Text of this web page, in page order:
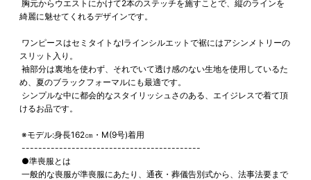
胸元からウエストにかけて2本のステッチを施すことで、縦のラインを
綺麗に魅せてくれるデザインです。
ワンピースはセミタイトなIラインシルエットで裾にはアシンメトリーの
スリット入り。
袖部分は裏地を使わず、それでいて透け感のない生地を使用しているた
め、夏のブラックフォーマルにも最適です。
シンプルな中に都会的なスタイリッシュさのある、エイジレスで着て頂
けるお品です。
※モデル:身長162㎝・M(9号)着用
-------------------------------------------
●準喪服とは
一般的な喪服が準喪服にあたり、通夜・葬儀告別式から、法事法要まで